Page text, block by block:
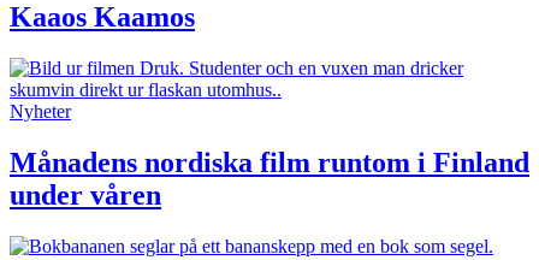
Kaaos Kaamos
Nyheter
Månadens nordiska film runtom i Finland
under våren